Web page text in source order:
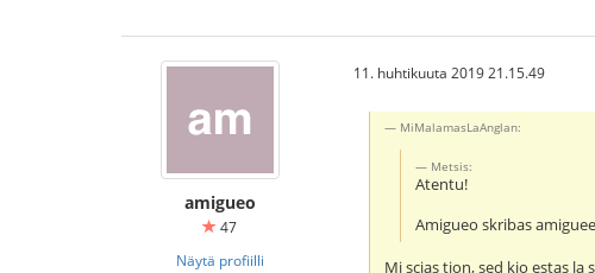
amigueo
47
Näytä profiilli
11. huhtikuuta 2019 21.15.49
MiMalamasLaAnglan:
Metsis:
Atentu!
Amigueo skribas
Mi scias tion, sed kio estas